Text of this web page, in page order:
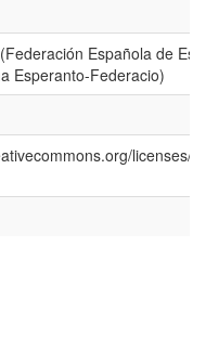
Española de
Esperanto-Federacio)
licenses/